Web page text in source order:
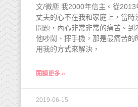
文/微塵 我2000年信主。從2013
丈夫的心不在我和家庭上，當時
問題，內心非常非常的痛苦。到
他吵鬧、摔手機，那是最痛苦
用我的方式來解決，
閱讀更多 »
2019-06-15